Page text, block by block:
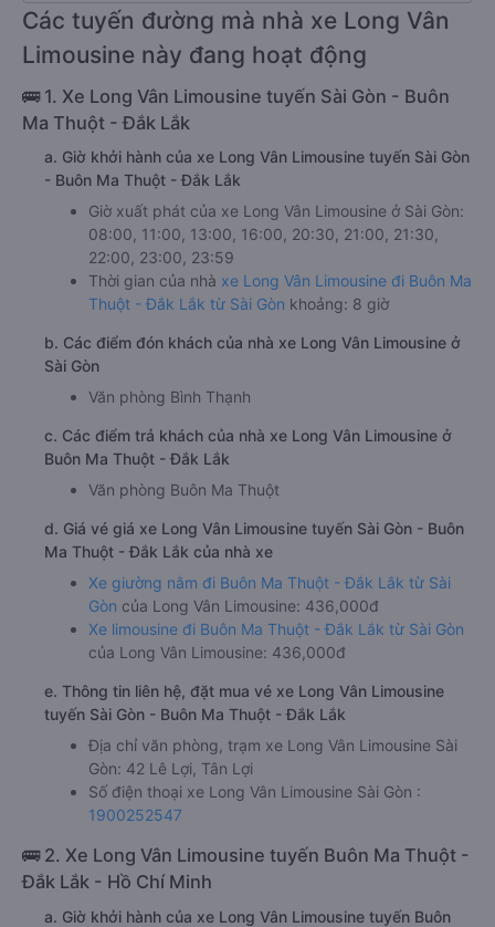
Các tuyến đường mà nhà xe Long Vân
Limousine này đang hoạt động
🚌 1. Xe Long Vân Limousine tuyến Sài Gòn - Buôn
Ma Thuột - Đắk Lắk
a. Giờ khởi hành của xe Long Vân Limousine tuyến Sài Gòn
- Buôn Ma Thuột - Đắk Lắk
Giờ xuất phát của xe Long Vân Limousine ở Sài Gòn:
08:00, 11:00, 13:00, 16:00, 20:30, 21:00, 21:30,
22:00, 23:00, 23:59
Thời gian của nhà xe Long Vân Limousine đi Buôn Ma
Thuột - Đắk Lắk từ Sài Gòn khoảng: 8 giờ
b. Các điểm đón khách của nhà xe Long Vân Limousine ở
Sài Gòn
Văn phòng Bình Thạnh
c. Các điểm trả khách của nhà xe Long Vân Limousine ở
Buôn Ma Thuột - Đắk Lắk
Văn phòng Buôn Ma Thuột
d. Giá vé giá xe Long Vân Limousine tuyến Sài Gòn - Buôn
Ma Thuột - Đắk Lắk của nhà xe
Xe giường nằm đi Buôn Ma Thuột - Đắk Lắk từ Sài
Gòn của Long Vân Limousine: 436,000đ
Xe limousine đi Buôn Ma Thuột - Đắk Lắk từ Sài Gòn
của Long Vân Limousine: 436,000đ
e. Thông tin liên hệ, đặt mua vé xe Long Vân Limousine
tuyến Sài Gòn - Buôn Ma Thuột - Đắk Lắk
Địa chỉ văn phòng, trạm xe Long Vân Limousine Sài
Gòn: 42 Lê Lợi, Tân Lợi
Số điện thoại xe Long Vân Limousine Sài Gòn :
1900252547
🚌 2. Xe Long Vân Limousine tuyến Buôn Ma Thuột -
Đắk Lắk - Hồ Chí Minh
a. Giờ khởi hành của xe Long Vân Limousine tuyến Buôn